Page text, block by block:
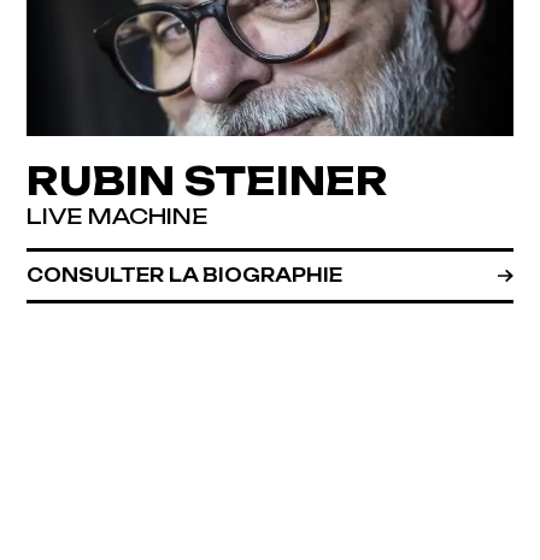
RUBIN STEINER
LIVE MACHINE
CONSULTER LA BIOGRAPHIE